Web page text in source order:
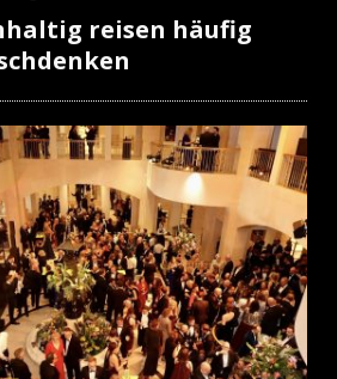
reisen häufig